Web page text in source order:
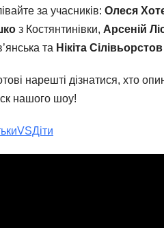
за учасників: Олеся
з Костянтинівки, Арсеній
та Нікіта Сілівьорстов
нарешті дізнатися, хто
нашого шоу!